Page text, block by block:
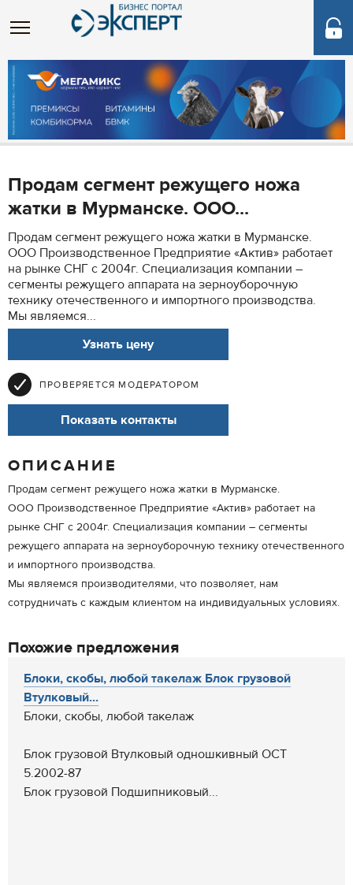
Продам сегмент режущего ножа
жатки в Мурманске. ООО...
Продам сегмент режущего ножа жатки в Мурманске.
ООО Производственное Предприятие «Актив» работает
на рынке СНГ с 2004г. Специализация компании –
сегменты режущего аппарата на зерноуборочную
технику отечественного и импортного производства.
Мы являемся...
Узнать цену
ПРОВЕРЯЕТСЯ МОДЕРАТОРОМ
Показать контакты
ОПИСАНИЕ
Продам сегмент режущего ножа жатки в Мурманске.
ООО Производственное Предприятие «Актив» работает на
рынке СНГ с 2004г. Специализация компании – сегменты
режущего аппарата на зерноуборочную технику отечественного
и импортного производства.
Мы являемся производителями, что позволяет, нам
сотрудничать с каждым клиентом на индивидуальных условиях.
Похожие предложения
Блоки, скобы, любой такелаж Блок грузовой
Втулковый...
Блоки, скобы, любой такелаж
Блок грузовой Втулковый одношкивный ОСТ
5.2002-87
Блок грузовой Подшипниковый...